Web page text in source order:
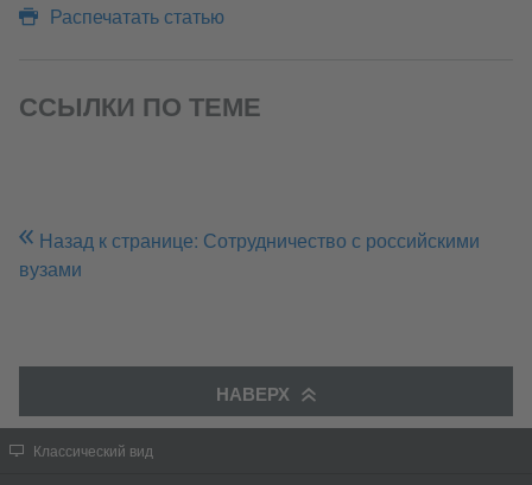
Распечатать статью
ССЫЛКИ ПО ТЕМЕ
Назад к странице: Сотрудничество с российскими
вузами
НАВЕРХ
Классический вид